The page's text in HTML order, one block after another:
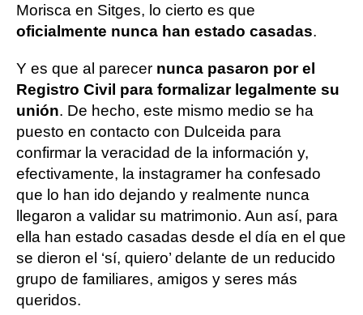
Morisca en Sitges, lo cierto es que
oficialmente nunca han estado casadas.
Y es que al parecer nunca pasaron por el
Registro Civil para formalizar legalmente su
unión. De hecho, este mismo medio se ha
puesto en contacto con Dulceida para
confirmar la veracidad de la información y,
efectivamente, la instagramer ha confesado
que lo han ido dejando y realmente nunca
llegaron a validar su matrimonio. Aun así, para
ella han estado casadas desde el día en el que
se dieron el ‘sí, quiero’ delante de un reducido
grupo de familiares, amigos y seres más
queridos.